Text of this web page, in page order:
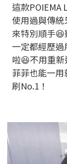
這款POIEMA
使用過與傳
來特別順手
一定都經歷
啦😆不用重
菲菲也能一
刷No.1！